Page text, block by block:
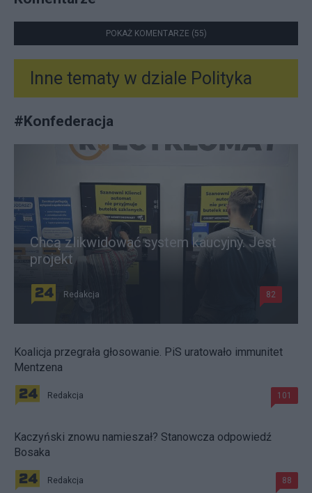
POKAŻ KOMENTARZE (55)
Inne tematy w dziale Polityka
#Konfederacja
Chcą zlikwidować system kaucyjny. Jest
projekt
Redakcja 82
Koalicja przegrała głosowanie. PiS uratowało immunitet
Mentzena
Redakcja 101
Kaczyński znowu namieszał? Stanowcza odpowiedź
Bosaka
Redakcja 88